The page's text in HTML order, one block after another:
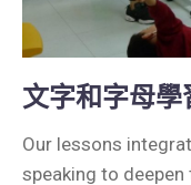
文字和字母學
Our lessons
speaking to